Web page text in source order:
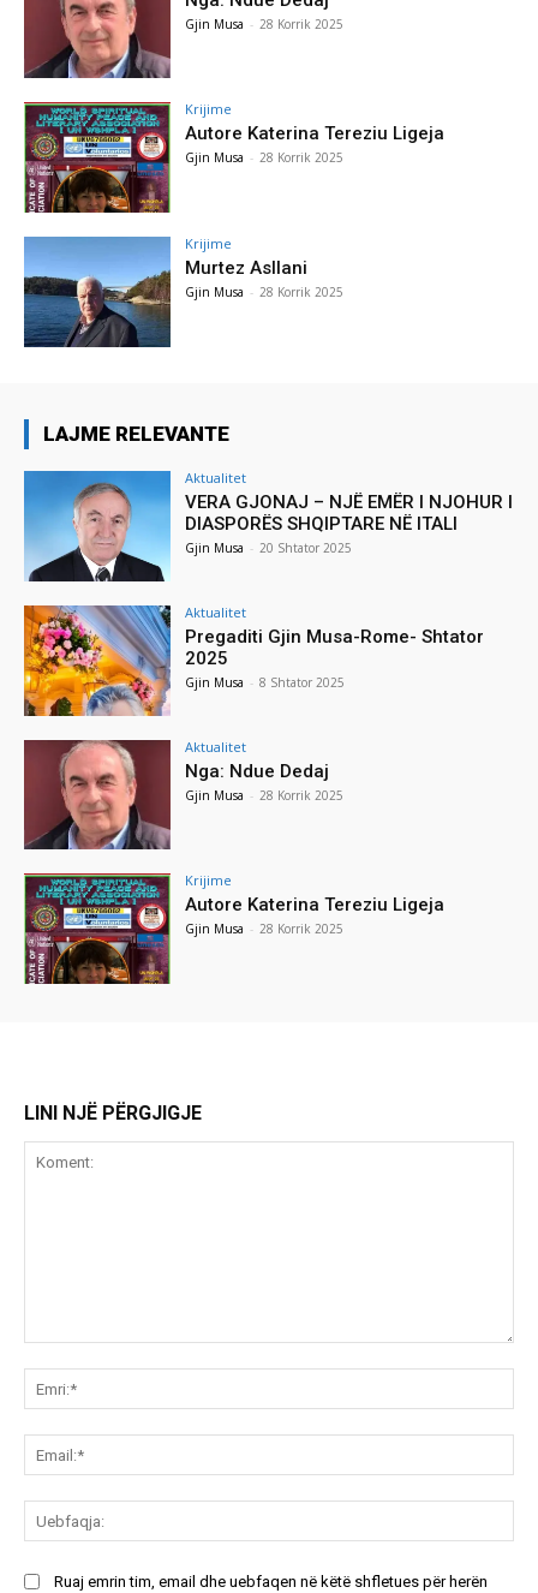
Gjin Musa - 28 Korrik 2025
Krijime
Autore Katerina Tereziu Ligeja
Gjin Musa - 28 Korrik 2025
Krijime
Murtez Asllani
Gjin Musa - 28 Korrik 2025
LAJME RELEVANTE
Aktualitet
VERA GJONAJ – NJË EMËR I NJOHUR I
DIASPORËS SHQIPTARE NË ITALI
Gjin Musa - 20 Shtator 2025
Aktualitet
Pregaditi Gjin Musa-Rome- Shtator
2025
Gjin Musa - 8 Shtator 2025
Aktualitet
Nga: Ndue Dedaj
Gjin Musa - 28 Korrik 2025
Krijime
Autore Katerina Tereziu Ligeja
Gjin Musa - 28 Korrik 2025
LINI NJË PËRGJIGJE
Ruaj emrin tim, email dhe uebfaqen në këtë shfletues për herën